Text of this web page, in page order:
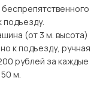
(от 3 м. высота)
к подъезду, ручная
рублей за каждые
м.